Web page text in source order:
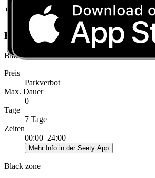
Green zone Kostenlos
Tage
00:00–
24:00
—
Eingeschränkte Zonen in Braine
Black dotted zone
Preis
Parkverbot
Max. Dauer
0
Tage
7 Tage
Zeiten
00:00–24:00
Mehr Info in der Seety App
Black zone